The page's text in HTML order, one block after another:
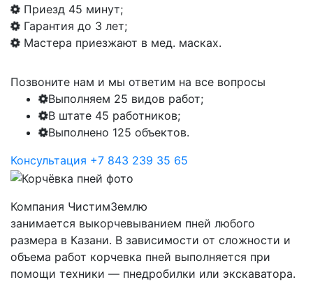
Приезд 45 минут;
Гарантия до 3 лет;
Мастера приезжают в мед. масках.
Позвоните нам и мы ответим на все вопросы
Выполняем 25 видов работ;
В штате 45 работников;
Выполнено 125 объектов.
Консультация +7 843 239 35 65
Компания ЧистимЗемлю
занимается выкорчевыванием пней любого
размера в Казани. В зависимости от сложности и
объема работ корчевка пней выполняется при
помощи техники — пнедробилки или экскаватора.